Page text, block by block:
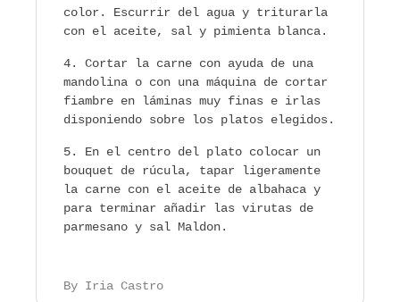
color. Escurrir del agua y triturarla
con el aceite, sal y pimienta blanca.
Cortar la carne con ayuda de una
mandolina o con una máquina de cortar
fiambre en láminas muy finas e irlas
disponiendo sobre los platos elegidos.
En el centro del plato colocar un
bouquet de rúcula, tapar ligeramente
la carne con el aceite de albahaca y
para terminar añadir las virutas de
parmesano y sal Maldon.
By Iria Castro